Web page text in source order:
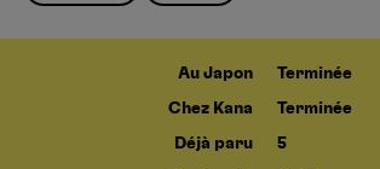
Au Japon Terminée
Chez Kana Terminée
Déjà paru 5